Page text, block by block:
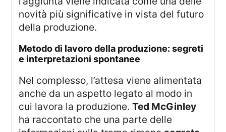
novità più significative in vista del futuro
della produzione.
metodo di lavoro della produzione: segreti
e interpretazioni spontanee
Nel complesso, l’attesa viene alimentata
anche da un aspetto legato al modo in
cui lavora la produzione.Ted McGinley
ha raccontato che una parte delle